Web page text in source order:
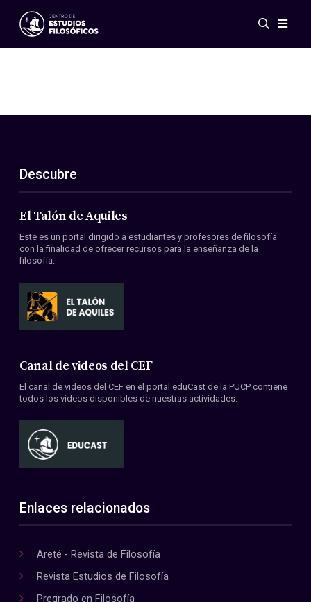
Eventos
ES
EN
Acerca de nosotros
Miembros
Convenios
Descubre
El Talón de Aquiles
Este es un portal dirigido a estudiantes y profesores de filosofía
con la finalidad de ofrecer recursos para la enseñanza de la
filosofía.
Canal de videos del CEF
El canal de videos del CEF en el portal eduCast de la PUCP contiene
todos los videos disponibles de nuestras actividades.
Enlaces relacionados
Areté - Revista de Filosofía
Revista Estudios de Filosofía
Pregrado en Filosofía